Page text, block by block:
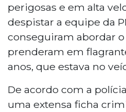
perigosas e em alta
despistar a equipe da
conseguiram abordar
prenderam em
anos, que estava no
De acordo com a
uma extensa ficha